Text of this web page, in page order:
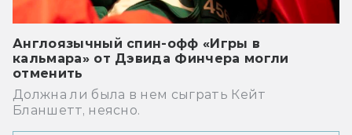
Англоязычный спин-офф «Игры в
кальмара» от Дэвида Финчера могли
отменить
Должна ли была в нем сыграть Кейт
Бланшетт, неясно.